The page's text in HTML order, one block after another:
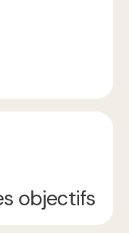
objectifs